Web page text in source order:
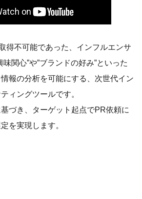
得不可能であった、インフルエンサ
関心”や”ブランドの好み”といった
報の分析を可能にする、次世代イン
ィングツールです。
づき、ターゲット起点でPR依頼に
を実現します。